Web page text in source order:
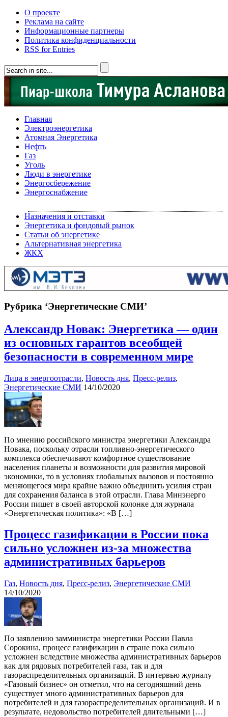
О проекте
Реклама на сайте
Информационные партнеры
Политика конфиденциальности
RSS for Entries
Главная
Электроэнергетика
Атомная Энергетика
Нефть
Газ
Уголь
Люди в энергетике
Энергосбережение
Энергоснабжение
Назначения и отставки
Энергетика и фондовый рынок
Статьи об энергетике
Альтернативная энергетика
ЖКХ
Рубрика ‘Энергетические СМИ’
Александр Новак: Энергетика — один
из основных гарантов всеобщей
безопасности в современном мире
Лица в энергоотрасли, Новость дня, Пресс-релиз,
Энергетические СМИ 14/10/2020
По мнению российского министра энергетики Александра
Новака, поскольку отрасли топливно-энергетического
комплекса обеспечивают комфортное существование
населения планеты и возможности для развития мировой
экономики, то в условиях глобальных вызовов и постоянно
меняющегося мира крайне важно объединить усилия стран
для сохранения баланса в этой отрасли. Глава Минэнерго
России пишет в своей авторской колонке для журнала
«Энергетическая политика»: «В […]
Процесс газификации в России пока
сильно усложнен из-за множества
административных барьеров
Газ, Новость дня, Пресс-релиз, Энергетические СМИ
14/10/2020
По заявлению замминистра энергетики России Павла
Сорокина, процесс газификации в стране пока сильно
усложнен вследствие множества административных барьеров
как для рядовых потребителей газа, так и для
газораспределительных организаций. В интервью журналу
«Газовый бизнес» он отметил, что на сегодняшний день
существует много административных барьеров для
потребителей и для газораспределительных организаций. И в
результате, недовольство потребителей длительными […]